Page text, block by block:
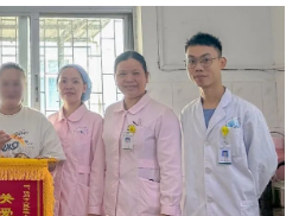
活动
去哪儿